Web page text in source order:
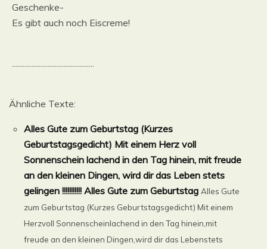
Geschenke-
Es gibt auch noch Eiscreme!
..............................................
Ähnliche Texte:
Alles Gute zum Geburtstag (Kurzes
Geburtstagsgedicht) Mit einem Herz voll
Sonnenschein lachend in den Tag hinein, mit freude
an den kleinen Dingen, wird dir das Leben stets
gelingen !!!!!!!!!!! Alles Gute zum Geburtstag Alles Gute
zum Geburtstag (Kurzes Geburtstagsgedicht) Mit einem
Herzvoll Sonnenscheinlachend in den Tag hinein,mit
freude an den kleinen Dingen,wird dir das Lebenstets